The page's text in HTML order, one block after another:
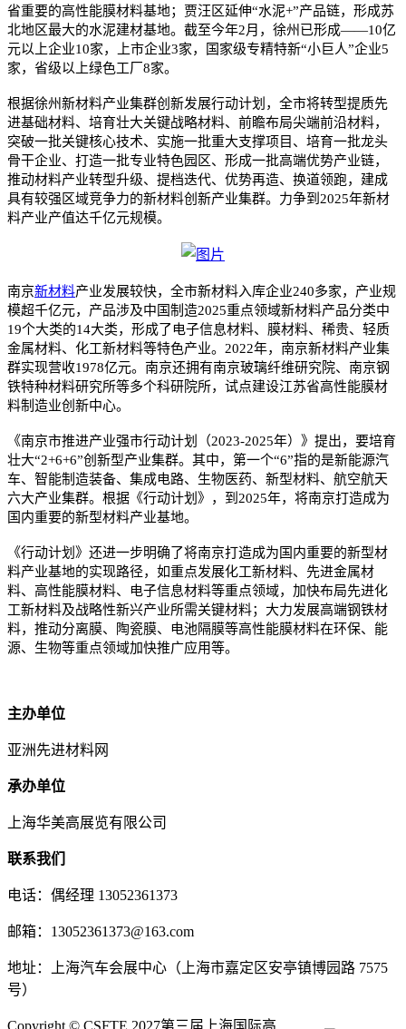
省重要的高性能膜材料基地；贾汪区延伸“水泥+”产品链，形成苏
北地区最大的水泥建材基地。截至今年2月，徐州已形成——10亿
元以上企业10家，上市企业3家，国家级专精特新“小巨人”企业5
家，省级以上绿色工厂8家。
根据徐州新材料产业集群创新发展行动计划，全市将转型提质先
进基础材料、培育壮大关键战略材料、前瞻布局尖端前沿材料，
突破一批关键核心技术、实施一批重大支撑项目、培育一批龙头
骨干企业、打造一批专业特色园区、形成一批高端优势产业链，
推动材料产业转型升级、提档迭代、优势再造、换道领跑，建成
具有较强区域竞争力的新材料创新产业集群。力争到2025年新材
料产业产值达千亿元规模。
南京新材料产业发展较快，全市新材料入库企业240多家，产业规
模超千亿元，产品涉及中国制造2025重点领域新材料产品分类中
19个大类的14大类，形成了电子信息材料、膜材料、稀贵、轻质
金属材料、化工新材料等特色产业。2022年，南京新材料产业集
群实现营收1978亿元。南京还拥有南京玻璃纤维研究院、南京钢
铁特种材料研究所等多个科研院所，试点建设江苏省高性能膜材
料制造业创新中心。
《南京市推进产业强市行动计划（2023-2025年）》提出，要培育
壮大“2+6+6”创新型产业集群。其中，第一个“6”指的是新能源汽
车、智能制造装备、集成电路、生物医药、新型材料、航空航天
六大产业集群。根据《行动计划》，到2025年，将南京打造成为
国内重要的新型材料产业基地。
《行动计划》还进一步明确了将南京打造成为国内重要的新型材
料产业基地的实现路径，如重点发展化工新材料、先进金属材
料、高性能膜材料、电子信息材料等重点领域，加快布局先进化
工新材料及战略性新兴产业所需关键材料；大力发展高端钢铁材
料，推动分离膜、陶瓷膜、电池隔膜等高性能膜材料在环保、能
源、生物等重点领域加快推广应用等。
主办单位
亚洲先进材料网
承办单位
上海华美高展览有限公司
联系我们
电话：偶经理 13052361373
邮箱：13052361373@163.com
地址：上海汽车会展中心（上海市嘉定区安亭镇博园路 7575
号）
Copyright © CSFTE 2027第三届上海国际高